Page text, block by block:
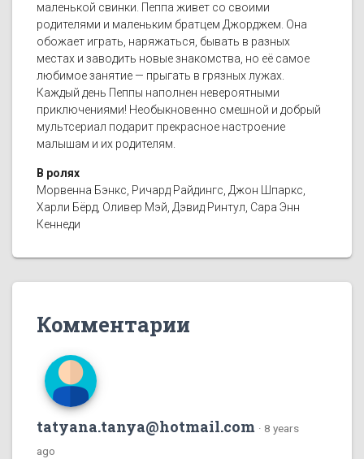
маленькой свинки. Пеппа живет со своими
родителями и маленьким братцем Джорджем. Она
обожает играть, наряжаться, бывать в разных
местах и заводить новые знакомства, но её самое
любимое занятие — прыгать в грязных лужах.
Каждый день Пеппы наполнен невероятными
приключениями! Необыкновенно смешной и добрый
мультсериал подарит прекрасное настроение
малышам и их родителям.
В ролях
Морвенна Бэнкс, Ричард Райдингс, Джон Шпаркс,
Харли Бёрд, Оливер Мэй, Дэвид Ринтул, Сара Энн
Кеннеди
Комментарии
tatyana.tanya@hotmail.com · 8 years
ago